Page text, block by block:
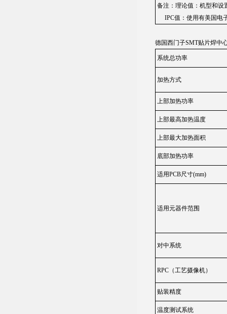
备注：理论值：机型和设
IPC值：使用有美国电
德国西门子SMT贴片焊中
系统总功率
加热方式
上部加热功率
上部最高加热温度
上部最大加热面积
底部加热功率
适用PCB尺寸(mm)
适用元器件范围
对中系统
RPC（工艺摄像机）
贴装精度
温度测试系统